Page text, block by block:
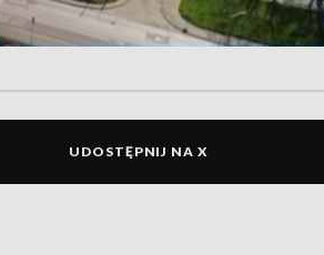
UDOSTĘPNIJ NA X